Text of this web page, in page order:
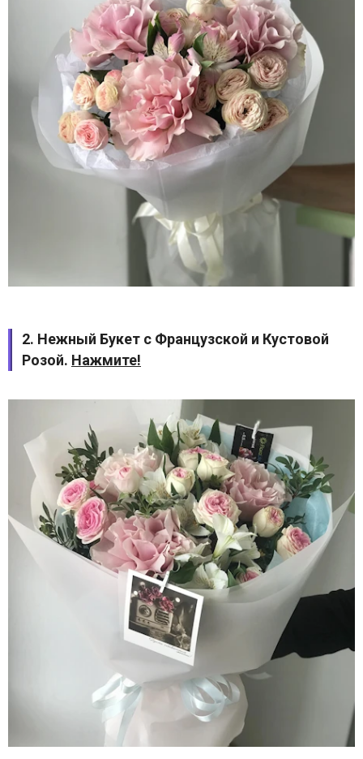
2. Нежный Букет с Французской и Кустовой
Розой. Нажмите!